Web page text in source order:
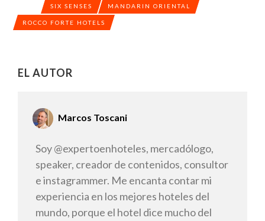
SIX SENSES MANDARIN ORIENTAL
ROCCO FORTE HOTELS
EL AUTOR
Marcos Toscani
Soy @expertoenhoteles, mercadólogo,
speaker, creador de contenidos, consultor
e instagrammer. Me encanta contar mi
experiencia en los mejores hoteles del
mundo, porque el hotel dice mucho del